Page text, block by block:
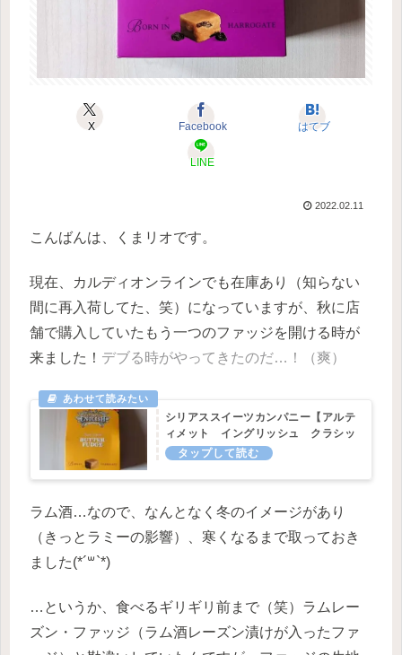
X Facebook はてブ
LINE
2022.02.11
こんばんは、くまリオです。
現在、カルディオンラインでも在庫あり（知らない
間に再入荷してた、笑）になっていますが、秋に店
舗で購入していたもう一つのファッジを開ける時が
来ました！ デブる時がやってきたのだ…！（爽）
シリアススイーツカンパニー【アルテ
ィメット イングリッシュ クラシッ
クバターファッジ】
ラム酒…なので、なんとなく冬のイメージがあり
（きっとラミーの影響）、寒くなるまで取っておき
ました(*´꒳`*)
…というか、食べるギリギリ前まで（笑）ラムレー
ズン・ファッジ（ラム酒レーズン漬けが入ったファ